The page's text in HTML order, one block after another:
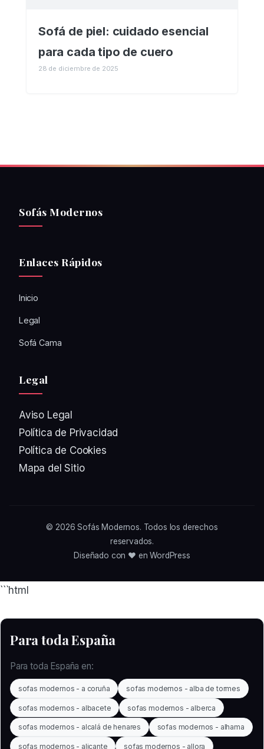
Sofá de piel: cuidado esencial
para cada tipo de cuero
28 de diciembre de 2025
Sofás Modernos
Enlaces Rápidos
Inicio
Legal
Sofá Cama
Legal
Aviso Legal
Política de Privacidad
Política de Cookies
Mapa del Sitio
© 2026Sofás Modernos. Todos los derechos
reservados.
Diseñado con ❤️ en WordPress
```html
Para toda España
Para toda España en:
sofas modernos - a coruña sofas modernos - alba de tormes
sofas modernos - albacete sofas modernos - alberca
sofas modernos - alcalá de henares sofas modernos - alhama
sofas modernos - alicante sofas modernos - allora